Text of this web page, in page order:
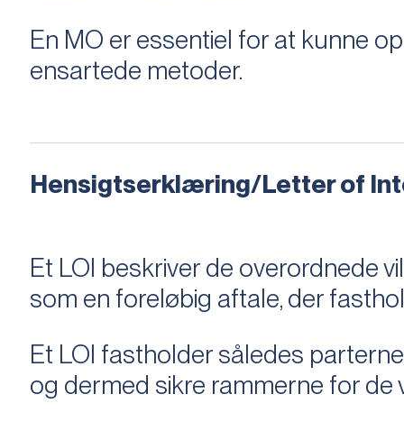
En MO er essentiel for at kunne
ensartede metoder.
Hensigtserklæring/Letter of
Et LOI beskriver de overordnede
som en foreløbig aftale, der
Et LOI fastholder således
og dermed sikre rammerne for de